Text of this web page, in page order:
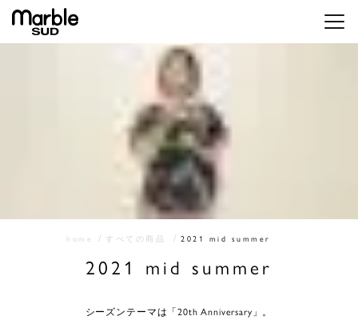
メニ
home すべての商品 2021 mid summer
2021 mid summer
シーズンテーマは「20th Anniversary」。